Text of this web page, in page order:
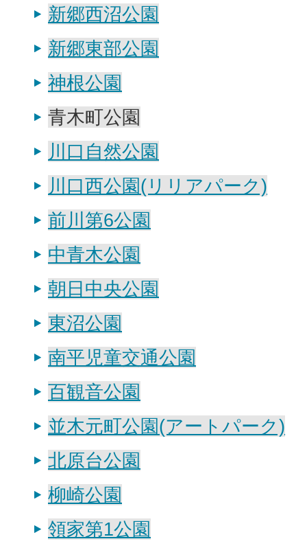
新郷西沼公園
新郷東部公園
神根公園
青木町公園
川口自然公園
川口西公園(リリアパーク)
前川第6公園
中青木公園
朝日中央公園
東沼公園
南平児童交通公園
百観音公園
並木元町公園(アートパーク)
北原台公園
柳崎公園
領家第1公園